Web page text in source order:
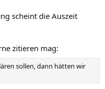
scheint die Auszeit
zitieren mag:
sollen, dann hätten wir